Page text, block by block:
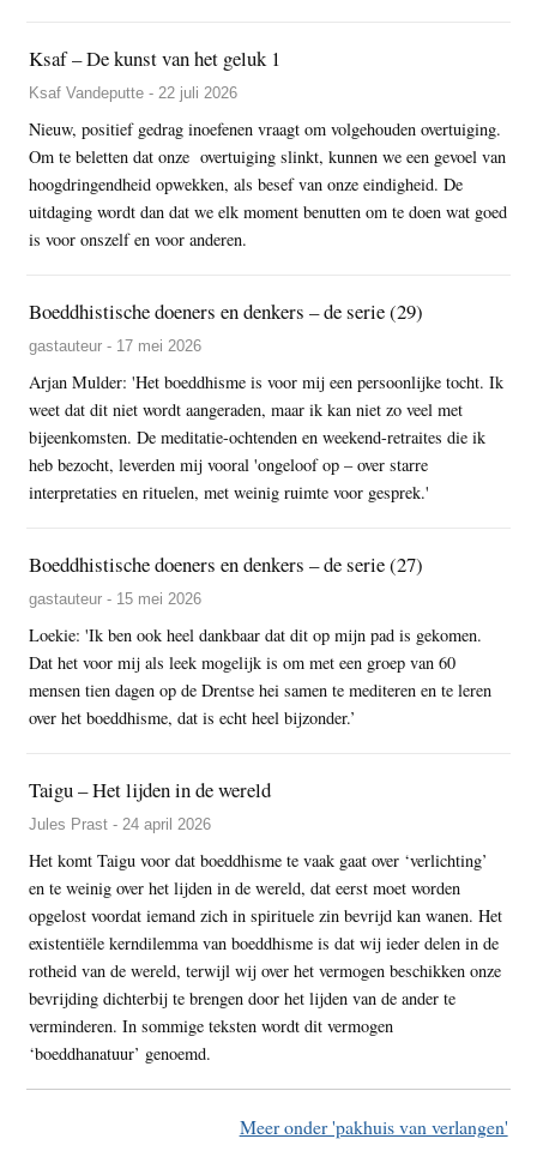
Ksaf – De kunst van het geluk 1
Ksaf Vandeputte - 22 juli 2026
Nieuw, positief gedrag inoefenen vraagt om volgehouden overtuiging.
Om te beletten dat onze overtuiging slinkt, kunnen we een gevoel van
hoogdringendheid opwekken, als besef van onze eindigheid. De
uitdaging wordt dan dat we elk moment benutten om te doen wat goed
is voor onszelf en voor anderen.
Boeddhistische doeners en denkers – de serie (29)
gastauteur - 17 mei 2026
Arjan Mulder: 'Het boeddhisme is voor mij een persoonlijke tocht. Ik
weet dat dit niet wordt aangeraden, maar ik kan niet zo veel met
bijeenkomsten. De meditatie-ochtenden en weekend-retraites die ik
heb bezocht, leverden mij vooral 'ongeloof op – over starre
interpretaties en rituelen, met weinig ruimte voor gesprek.'
Boeddhistische doeners en denkers – de serie (27)
gastauteur - 15 mei 2026
Loekie: 'Ik ben ook heel dankbaar dat dit op mijn pad is gekomen.
Dat het voor mij als leek mogelijk is om met een groep van 60
mensen tien dagen op de Drentse hei samen te mediteren en te leren
over het boeddhisme, dat is echt heel bijzonder.’
Taigu – Het lijden in de wereld
Jules Prast - 24 april 2026
Het komt Taigu voor dat boeddhisme te vaak gaat over ‘verlichting’
en te weinig over het lijden in de wereld, dat eerst moet worden
opgelost voordat iemand zich in spirituele zin bevrijd kan wanen. Het
existentiële kerndilemma van boeddhisme is dat wij ieder delen in de
rotheid van de wereld, terwijl wij over het vermogen beschikken onze
bevrijding dichterbij te brengen door het lijden van de ander te
verminderen. In sommige teksten wordt dit vermogen
‘boeddhanatuur’ genoemd.
Meer onder 'pakhuis van verlangen'